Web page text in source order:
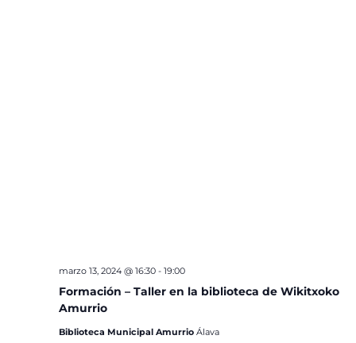
Formación – Taller en la biblioteca de Wikitxoko
Amurrio
marzo 13, 2024 @ 16:30- 19:00
Biblioteca Municipal Amurrio Álava